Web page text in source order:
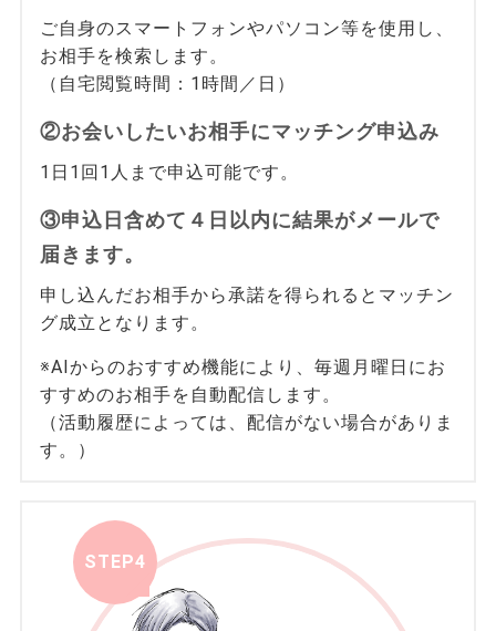
ご自身のスマートフォンやパソコン等を使用し、
お相手を検索します。
（自宅閲覧時間：1時間／日）
②お会いしたいお相手にマッチング申込み
1日1回1人まで申込可能です。
③申込日含めて４日以内に結果がメールで
届きます。
申し込んだお相手から承諾を得られるとマッチン
グ成立となります。
※AIからのおすすめ機能により、毎週月曜日にお
すすめのお相手を自動配信します。
（活動履歴によっては、配信がない場合がありま
す。）
STEP4